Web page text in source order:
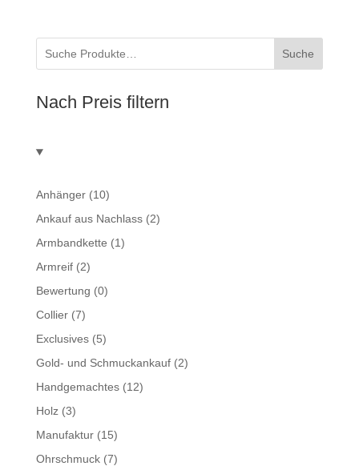
Suche
Nach Preis filtern
Anhänger(10)
Ankauf aus Nachlass(2)
Armbandkette (1)
Armreif(2)
Bewertung (0)
Collier(7)
Exclusives(5)
Gold- und Schmuckankauf(2)
Handgemachtes(12)
Holz(3)
Manufaktur(15)
Ohrschmuck(7)